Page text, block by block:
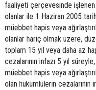
faaliyeti çerçevesinde
olanlar ile 1 Haziran 2005
müebbet hapis veya
olanlar hariç olmak üzere,
toplam 15 yıl veya daha az
cezalarının infazı 5 yıl
müebbet hapis veya
olan hükümlülerin cezalarının